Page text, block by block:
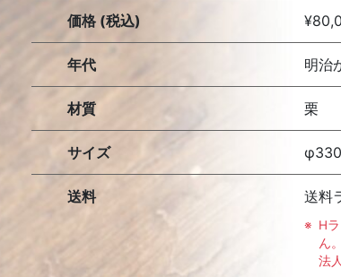
価格 (税込)
年代 明治
材質 栗
サイズ
送料 送料
H
ん。
法